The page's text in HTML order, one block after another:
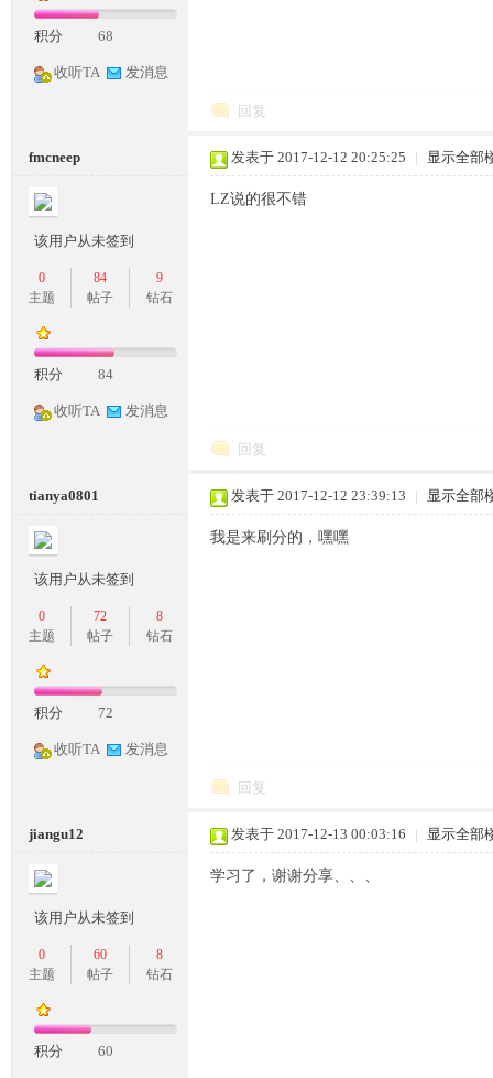
神
论
坛,
传
积分 68
收听TA 发消息
回复
fmcneep
该用户从未签到
0
主题
84
帖子
9
钻石
积分 84
收听TA 发消息
发表于 2017-12-12 20:25:25 | 显示全部
LZ说的很不错
回复
tianya0801
该用户从未签到
0
主题
72
帖子
8
钻石
积分 72
收听TA 发消息
发表于 2017-12-12 23:39:13 | 显示全部
我是来刷分的，嘿嘿
回复
jiangu12
该用户从未签到
0
主题
60
帖子
8
钻石
积分 60
发表于 2017-12-13 00:03:16 | 显示全部
学习了，谢谢分享、、、